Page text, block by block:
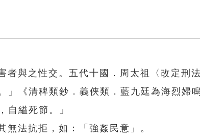
者與之性交。五代十國．周太祖〈改定刑
」《清稗類鈔．義俠類．藍九廷為海烈婦
自縊死節。」
法抗拒，如：「強姦民意」。